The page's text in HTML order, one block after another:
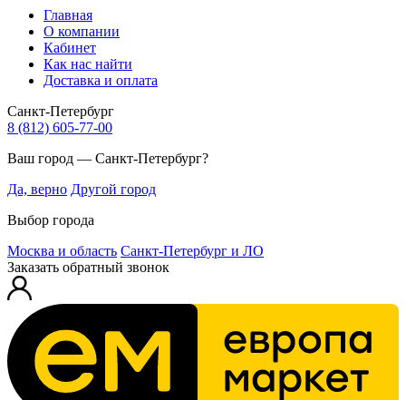
Главная
О компании
Кабинет
Как нас найти
Доставка и оплата
Санкт-Петербург
8 (812) 605-77-00
Ваш город — Санкт-Петербург?
Да, верно Другой город
Выбор города
Москва и область Санкт-Петербург и ЛО
Заказать обратный звонок